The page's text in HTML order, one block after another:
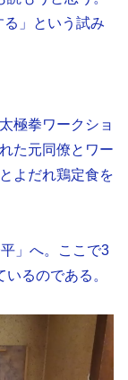
」という試み
極拳ワークショ
た元同僚とワー
よだれ鶏定食を
」へ。ここで3
るのである。